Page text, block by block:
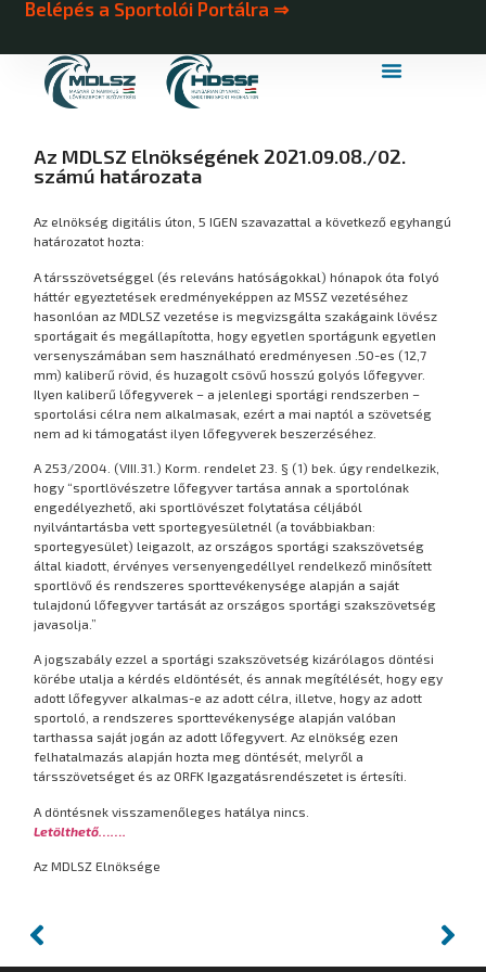
Belépés a Sportolói Portálra ⇒
Az MDLSZ Elnökségének 2021.09.08./02.
számú határozata
Az elnökség digitális úton, 5 IGEN szavazattal a következő egyhangú
határozatot hozta:
A társszövetséggel (és releváns hatóságokkal) hónapok óta folyó
háttér egyeztetések eredményeképpen az MSSZ vezetéséhez
hasonlóan az MDLSZ vezetése is megvizsgálta szakágaink lövész
sportágait és megállapította, hogy egyetlen sportágunk egyetlen
versenyszámában sem használható eredményesen .50-es (12,7
mm) kaliberű rövid, és huzagolt csövű hosszú golyós lőfegyver.
Ilyen kaliberű lőfegyverek – a jelenlegi sportági rendszerben –
sportolási célra nem alkalmasak, ezért a mai naptól a szövetség
nem ad ki támogatást ilyen lőfegyverek beszerzéséhez.
A 253/2004. (VIII.31.) Korm. rendelet 23. § (1) bek. úgy rendelkezik,
hogy “sportlövészetre lőfegyver tartása annak a sportolónak
engedélyezhető, aki sportlövészet folytatása céljából
nyilvántartásba vett sportegyesületnél (a továbbiakban:
sportegyesület) leigazolt, az országos sportági szakszövetség
által kiadott, érvényes versenyengedéllyel rendelkező minősített
sportlövő és rendszeres sporttevékenysége alapján a saját
tulajdonú lőfegyver tartását az országos sportági szakszövetség
javasolja.”
A jogszabály ezzel a sportági szakszövetség kizárólagos döntési
körébe utalja a kérdés eldöntését, és annak megítélését, hogy egy
adott lőfegyver alkalmas-e az adott célra, illetve, hogy az adott
sportoló, a rendszeres sporttevékenysége alapján valóban
tarthassa saját jogán az adott lőfegyvert. Az elnökség ezen
felhatalmazás alapján hozta meg döntését, melyről a
társszövetséget és az ORFK Igazgatásrendészetet is értesíti.
A döntésnek visszamenőleges hatálya nincs.
Letölthető…….
Az MDLSZ Elnöksége